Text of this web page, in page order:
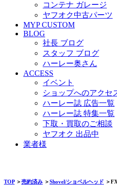
コンテナ ガレージ
ヤフオク中古パーツ
MYP CUSTOM
BLOG
社長 ブログ
スタッフ ブログ
ハーレー奥さん
ACCESS
イベント
ショップへのアクセ
ハーレー誌 広告一覧
ハーレー誌 特集一覧
下取・買取のご相談
ヤフオク 出品中
業者様
TOP＞売約済み ＞Shovel/ショベルヘッド ＞